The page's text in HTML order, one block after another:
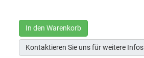
In den Warenkorb
Kontaktieren Sie uns für weitere Infos